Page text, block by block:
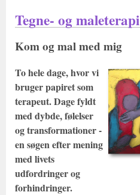
Tegne- og maleterapi
Kom og mal med mig
To hele dage, hvor vi
bruger papiret som
terapeut. Dage fyldt
med dybde, følelser
og transformationer -
en søgen efter mening
med livets
udfordringer og
forhindringer.